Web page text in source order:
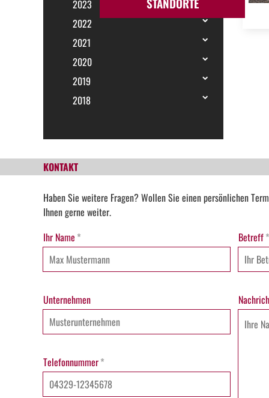
2023
2022
2021
2020
2019
2018
KONTAKT
Haben Sie weitere Fragen? Wollen Sie einen persönlichen
Ihnen gerne weiter.
Ihr Name *
Unternehmen
Telefonnummer*
Betreff*